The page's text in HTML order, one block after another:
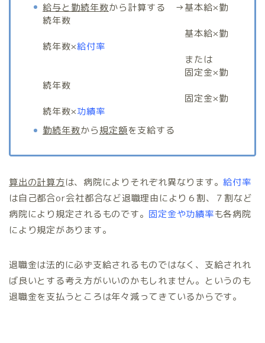
給与と勤続年数から計算する →基本給×勤
続年数
基本給×勤
続年数×給付率
または
固定金×勤
続年数
固定金×勤
続年数×功績率
勤続年数から規定額を支給する
算出の計算方は、病院によりそれぞれ異なります。給付率
は自己都合or会社都合など退職理由により６割、７割など
病院により規定されるものです。 固定金や功績率も各病院
により規定があります。
退職金は法的に必ず支給されるものではなく、支給されれ
ば良いとする考え方がいいのかもしれません。というのも
退職金を支払うところは年々減ってきているからです。